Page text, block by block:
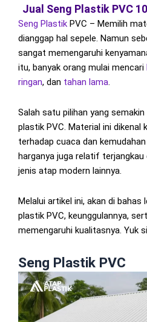
Jual Seng Plastik PVC
Seng Plastik PVC – Memilih
dianggap hal sepele. Namun
sangat memengaruhi
itu, banyak orang mulai mencari
ringan, dan tahan lama.
Salah satu pilihan yang semakin
plastik PVC. Material ini dikenal
terhadap cuaca dan kemudahan
harganya juga relatif terjangkau
jenis atap modern lainnya.
Melalui artikel ini, akan di
plastik PVC, keunggulannya,
memengaruhi kualitasnya. Yuk
Seng Plastik PVC